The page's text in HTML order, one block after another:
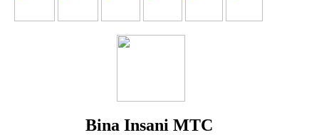
Bina Insani MTC